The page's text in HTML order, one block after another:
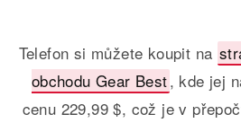
Telefon si můžete koupit na
obchodu Gear Best, kde jej
cenu 229,99 $, což je v